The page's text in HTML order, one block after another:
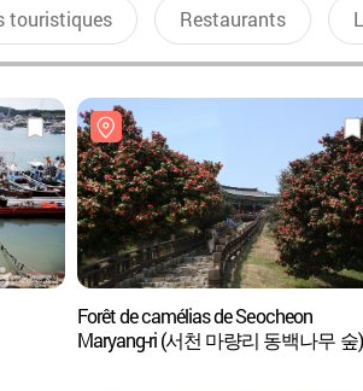
touristiques Restaurants
Forêt de camélias de Seocheon
Maryang-ri (서천 마량리 동백나무 숲)